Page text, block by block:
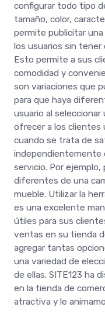
configurar todo tipo
tamaño, color,
permite publicitar
los usuarios sin tener
Esto permite a sus
comodidad y
son variaciones que
para que haya
usuario al
ofrecer a los clientes
cuando se trata de
independientemente
servicio. Por ejemplo,
diferentes de una
mueble. Utilizar la
es una excelente
útiles para sus
ventas en su tienda
agregar tantas
una variedad de
de ellas. SITE123 ha
en la tienda de
atractiva y le